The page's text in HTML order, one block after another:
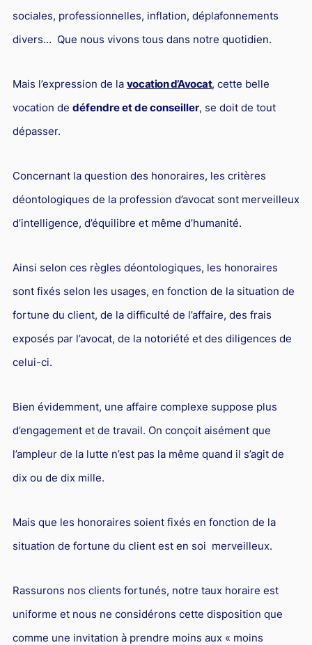
sociales, professionnelles, inflation, déplafonnements
divers… Que nous vivons tous dans notre quotidien.
Mais l’expression de la vocation d’Avocat, cette belle
vocation de défendre et de conseiller, se doit de tout
dépasser.
Concernant la question des honoraires, les critères
déontologiques de la profession d’avocat sont merveilleux
d’intelligence, d’équilibre et même d’humanité.
Ainsi selon ces règles déontologiques, les honoraires
sont fixés selon les usages, en fonction de la situation de
fortune du client, de la difficulté de l’affaire, des frais
exposés par l’avocat, de la notoriété et des diligences de
celui-ci.
Bien évidemment, une affaire complexe suppose plus
d’engagement et de travail. On conçoit aisément que
l’ampleur de la lutte n’est pas la même quand il s’agit de
dix ou de dix mille.
Mais que les honoraires soient fixés en fonction de la
situation de fortune du client est en soi merveilleux.
Rassurons nos clients fortunés, notre taux horaire est
uniforme et nous ne considérons cette disposition que
comme une invitation à prendre moins aux « moins